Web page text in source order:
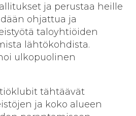
ja perustaa heille
ohjattua ja
taloyhtiöiden
lähtökohdista.
ulkopuolinen
tähtäävät
ja koko alueen